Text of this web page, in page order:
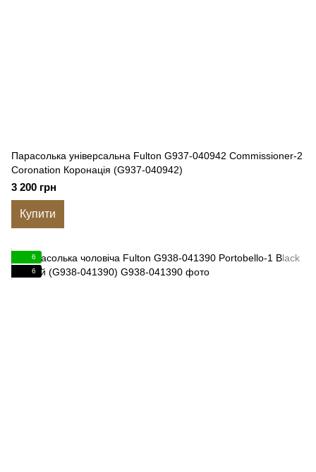
Парасолька універсальна Fulton G937-040942 Commissioner-2
Coronation Коронація (G937-040942)
3 200 грн
Купити
6
6